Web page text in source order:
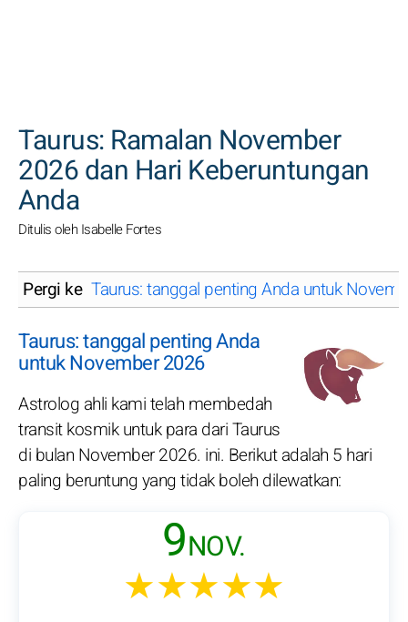
Taurus: Ramalan November
2026 dan Hari Keberuntungan
Anda
Ditulis oleh Isabelle Fortes
Pergi ke Taurus: tanggal penting Anda untuk
Taurus: tanggal penting Anda
untuk November 2026
Astrolog ahli kami telah membedah
transit kosmik untuk para dari Taurus
di bulan November 2026. ini. Berikut adalah 5 hari
paling beruntung yang tidak boleh dilewatkan:
9NOV.
★★★★★